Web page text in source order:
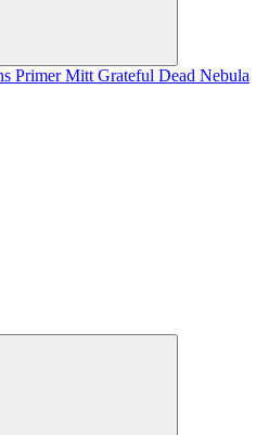
Primer Mitt Grateful Dead Nebula